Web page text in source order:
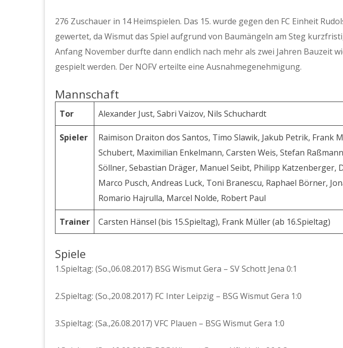
276 Zuschauer in 14 Heimspielen. Das 15. wurde gegen den FC Einheit
gewertet, da Wismut das Spiel aufgrund von Baumängeln am Steg
Anfang November durfte dann endlich nach mehr als zwei Jahren Bauzeit
gespielt werden. Der NOFV erteilte eine Ausnahmegenehmigung.
Mannschaft
Tor Alexander Just, Sabri Vaizov, Nils Schuchardt
Spieler
Raimison Draiton dos Santos, Timo Slawik, Jakub Petrik, Frank
Schubert, Maximilian Enkelmann, Carsten Weis, Stefan
Söllner, Sebastian Dräger, Manuel Seibt, Philipp Katzenberger,
Marco Pusch, Andreas Luck, Toni Branescu, Raphael Börner,
Romario Hajrulla, Marcel Nolde, Robert Paul
Trainer Carsten Hänsel (bis 15.Spieltag), Frank Müller (ab 16.Spieltag)
Spiele
1.Spieltag: (So.,06.08.2017) BSG Wismut Gera – SV Schott Jena 0:1
2.Spieltag: (So.,20.08.2017) FC Inter Leipzig – BSG Wismut Gera 1:0
3.Spieltag: (Sa.,26.08.2017) VFC Plauen – BSG Wismut Gera 1:0